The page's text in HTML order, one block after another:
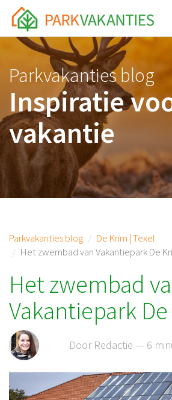
<body id="page-top">
Parkvakanties blog
Inspiratie
vakantie
Parkvakanties blog
De Krim | Texel
Het zwembad van Vakantiepark De
Het zwembad
Vakantiepark
Door Redactie — 6